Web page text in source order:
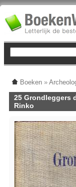
Boeken »
25 Grondleggers
Rinko